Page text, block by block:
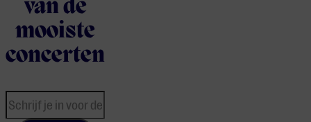
van de
mooiste
concerten